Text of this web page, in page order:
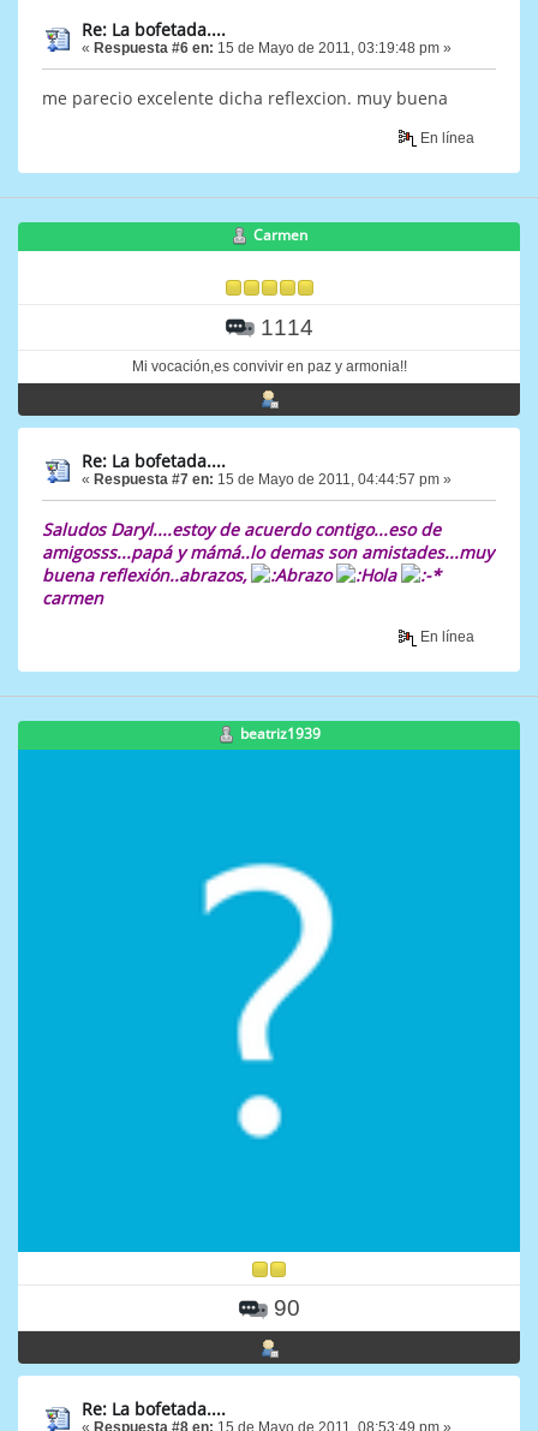
Re: La bofetada....
« Respuesta #6 en: 15 de Mayo de 2011, 03:19:48 pm »
me parecio excelente dicha reflexcion. muy buena
En línea
Carmen
1114
Mi vocación,es convivir en paz y armonia!!
Re: La bofetada....
« Respuesta #7 en: 15 de Mayo de 2011, 04:44:57 pm »
Saludos Daryl....estoy de acuerdo contigo...eso de
amigosss...papá y mámá..lo demas son amistades...muy
buena reflexión..abrazos,
carmen
En línea
beatriz1939
90
Re: La bofetada....